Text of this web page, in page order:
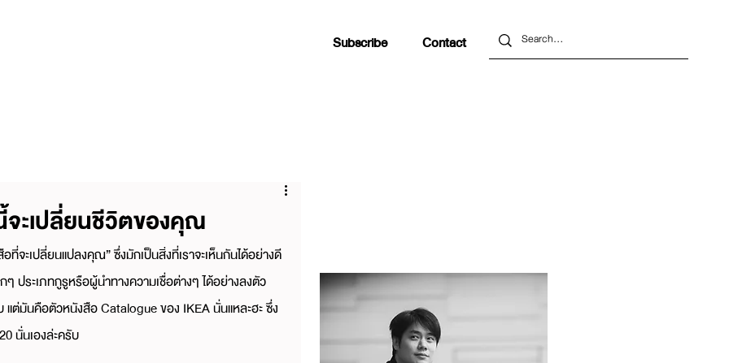
Subscribe Contact
ะเปลี่ยนชีวิตของคุณ
จะเปลี่ยนแปลงคุณ” ซึ่งมักเป็นสิ่งที่เราจะเห็นกันได้อย่างดี
ประเภทกูรูหรือผู้นำทางความเชื่อต่างๆ ได้อย่างลงตัว
แต่มันคือตัวหนังสือ Catalogue ของ IKEA นั่นแหละฮะ ซึ่ง
นั่นเองล่ะครับ